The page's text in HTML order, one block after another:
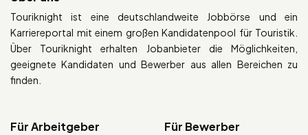
Touriknight ist eine deutschlandweite Jobbörse und ein
Karriereportal mit einem großen Kandidatenpool für Touristik.
Über Touriknight erhalten Jobanbieter die Möglichkeiten,
geeignete Kandidaten und Bewerber aus allen Bereichen zu
finden.
Für Arbeitgeber Für Bewerber